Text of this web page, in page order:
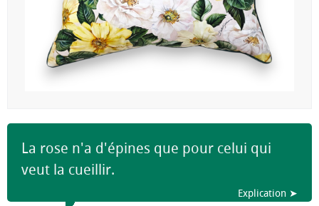
La rose n'a d'épines que pour celui qui
veut la cueillir.
Explication ➤